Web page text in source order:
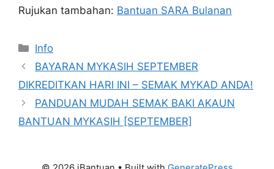
Rujukan tambahan: Bantuan SARA Bulanan
Categories
Info
BAYARAN MYKASIH SEPTEMBER
DIKREDITKAN HARI INI – SEMAK MYKAD ANDA!
PANDUAN MUDAH SEMAK BAKI AKAUN
BANTUAN MYKASIH [SEPTEMBER]